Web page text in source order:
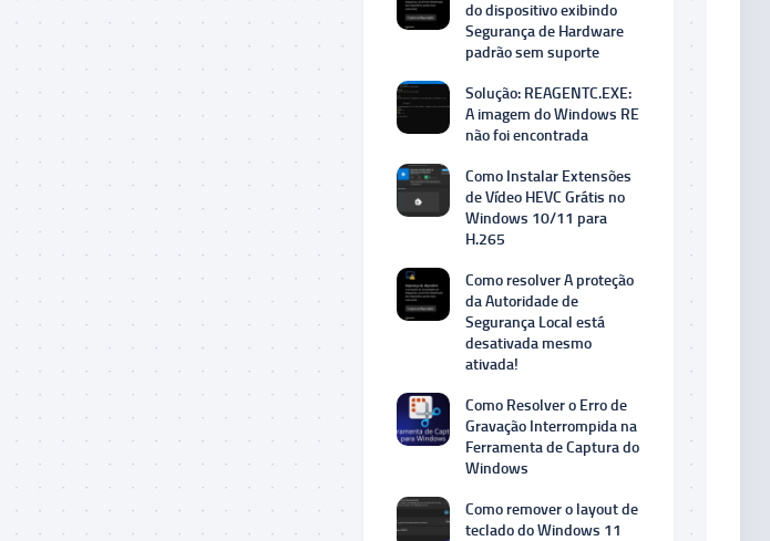
do dispositivo exibindo
Segurança de Hardware
padrão sem suporte
Solução: REAGENTC.EXE:
A imagem do Windows RE
não foi encontrada
Como Instalar Extensões
de Vídeo HEVC Grátis no
Windows 10/11 para
H.265
Como resolver A proteção
da Autoridade de
Segurança Local está
desativada mesmo
ativada!
Como Resolver o Erro de
Gravação Interrompida na
Ferramenta de Captura do
Windows
Como remover o layout de
teclado do Windows 11